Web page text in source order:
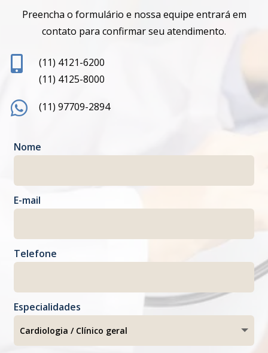
Preencha o formulário e nossa equipe entrará em
contato para confirmar seu atendimento.

(11) 4121-6200
(11) 4125-8000
 (11) 97709-2894
Nome
E-mail
Telefone
Especialidades